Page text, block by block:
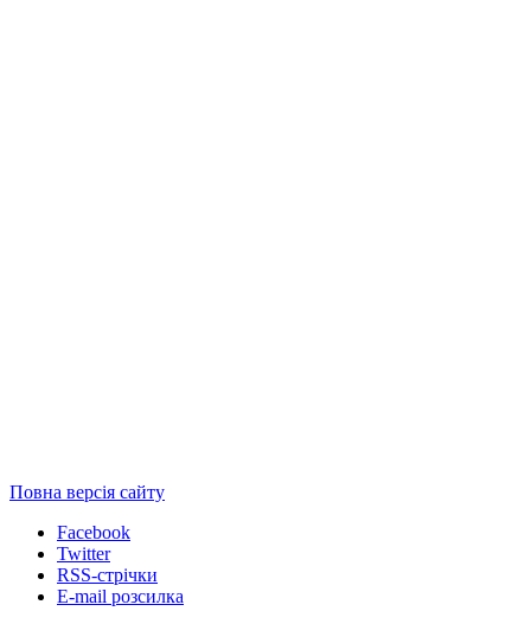
Повна версія сайту
Facebook
Twitter
RSS-стрічки
E-mail розсилка